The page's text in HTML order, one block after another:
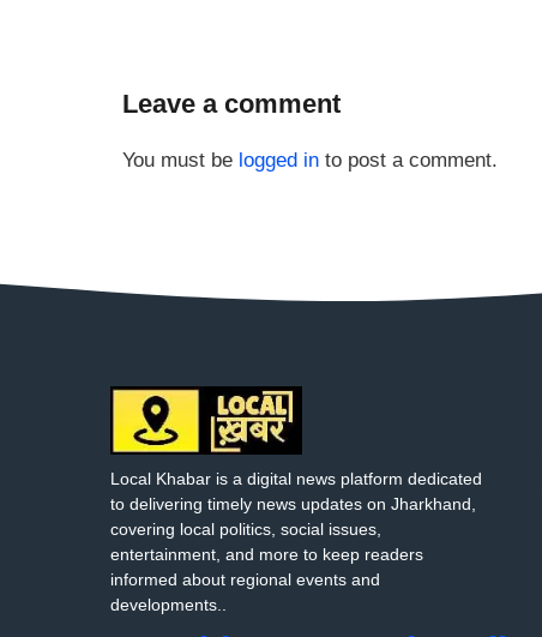
Leave a comment
You must be logged in to post a comment.
Local Khabar is a digital news platform dedicated
to delivering timely news updates on Jharkhand,
covering local politics, social issues,
entertainment, and more to keep readers
informed about regional events and
developments..